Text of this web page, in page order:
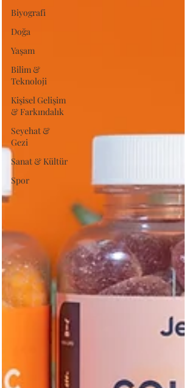
Biyografi
Doğa
Yaşam
Bilim &
Teknoloji
Kişisel Gelişim
& Farkındalık
Seyehat &
Gezi
Sanat & Kültür
Spor